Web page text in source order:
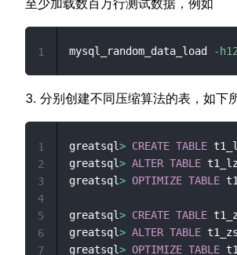
mysql_random_data_load -
1
分别创建不同压缩算法的表，如下
greatsql> CREATE TABLE
greatsql> ALTER TABLE
greatsql> OPTIMIZE TABLE
greatsql> CREATE TABLE
greatsql> ALTER TABLE
greatsql> OPTIMIZE TABLE
1
2
3
4
5
6
7